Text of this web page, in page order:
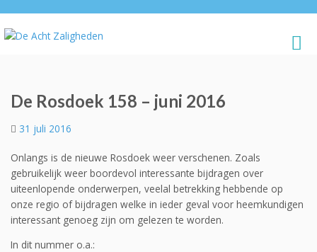
De Rosdoek 158 – juni 2016
31 juli 2016
Onlangs is de nieuwe Rosdoek weer verschenen. Zoals
gebruikelijk weer boordevol interessante bijdragen over
uiteenlopende onderwerpen, veelal betrekking hebbende op
onze regio of bijdragen welke in ieder geval voor heemkundigen
interessant genoeg zijn om gelezen te worden.
In dit nummer o.a.: